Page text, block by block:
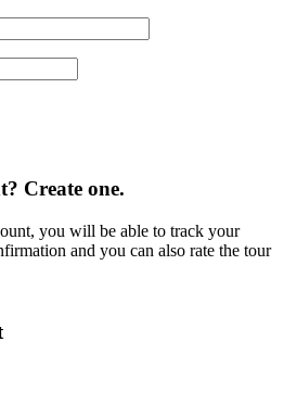
Create one.
you will be able to track your
and you can also rate the tour